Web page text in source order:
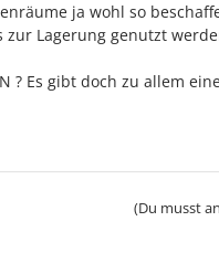
ja wohl so
zur Lagerung genutzt
? Es gibt doch zu allem
(Du musst